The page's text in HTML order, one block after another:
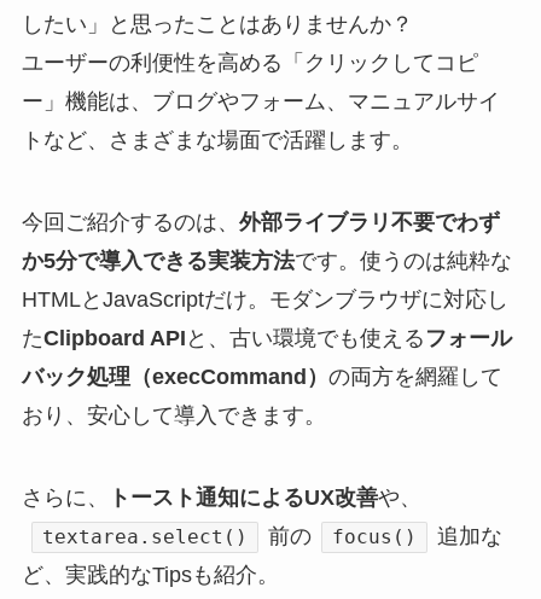
したい」と思ったことはありませんか？
ユーザーの利便性を高める「クリックしてコピ
ー」機能は、ブログやフォーム、マニュアルサイ
トなど、さまざまな場面で活躍します。
今回ご紹介するのは、 外部ライブラリ不要でわず
か5分で導入できる実装方法です。使うのは純粋な
HTMLとJavaScriptだけ。モダンブラウザに対応し
たClipboard API と、古い環境でも使える フォール
バック処理（execCommand） の両方を網羅して
おり、安心して導入できます。
さらに、 トースト通知によるUX改善や、
textarea.select() 前の focus()
追加な
ど、実践的なTipsも紹介。